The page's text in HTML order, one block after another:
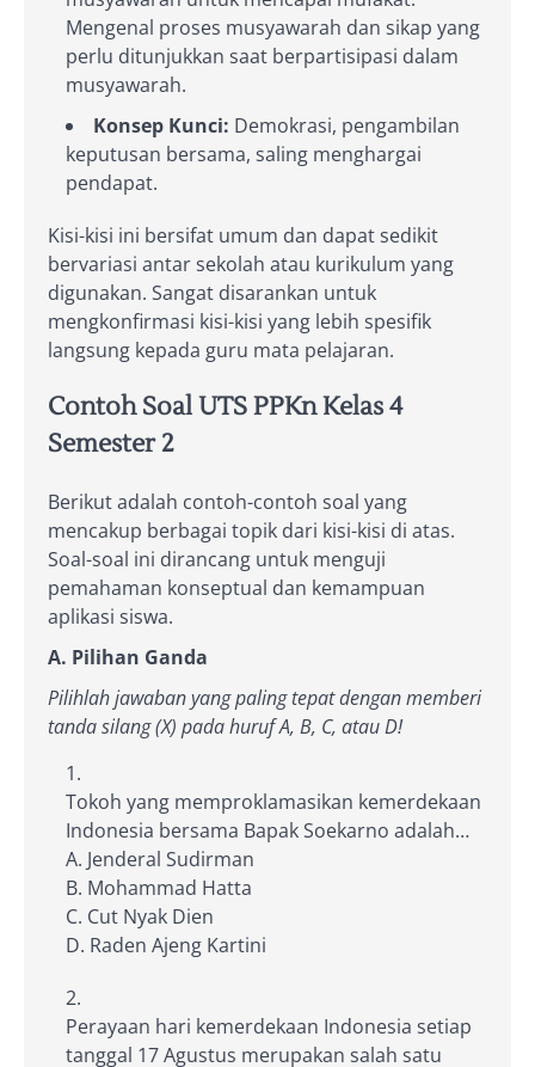
Mengenal proses musyawarah dan sikap yang
perlu ditunjukkan saat berpartisipasi dalam
musyawarah.
Konsep Kunci: Demokrasi, pengambilan
keputusan bersama, saling menghargai
pendapat.
Kisi-kisi ini bersifat umum dan dapat sedikit
bervariasi antar sekolah atau kurikulum yang
digunakan. Sangat disarankan untuk
mengkonfirmasi kisi-kisi yang lebih spesifik
langsung kepada guru mata pelajaran.
Contoh Soal UTS PPKn Kelas 4
Semester 2
Berikut adalah contoh-contoh soal yang
mencakup berbagai topik dari kisi-kisi di atas.
Soal-soal ini dirancang untuk menguji
pemahaman konseptual dan kemampuan
aplikasi siswa.
A. Pilihan Ganda
Pilihlah jawaban yang paling tepat dengan memberi
tanda silang (X) pada huruf A, B, C, atau D!
Tokoh yang memproklamasikan kemerdekaan
Indonesia bersama Bapak Soekarno adalah…
A. Jenderal Sudirman
B. Mohammad Hatta
C. Cut Nyak Dien
D. Raden Ajeng Kartini
Perayaan hari kemerdekaan Indonesia setiap
tanggal 17 Agustus merupakan salah satu